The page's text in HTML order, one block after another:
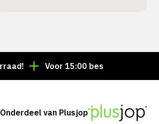
Voor 15:00 besteld = dezelfde dag
Onderdeel van Plusjop